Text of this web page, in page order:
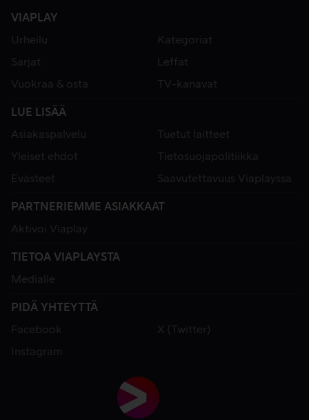
VIAPLAY
Urheilu
Kategoriat
Sarjat
Leffat
Vuokraa & osta
TV-kanavat
LUE LISÄÄ
Asiakaspalvelu
Tuetut laitteet
Yleiset ehdot
Tietosuojapolitiikka
Evästeet
Saavutettavuus Viaplayssa
PARTNERIEMME ASIAKKAAT
Aktivoi Viaplay
TIETOA VIAPLAYSTA
Medialle
PIDÄ YHTEYTTÄ
Facebook
X (Twitter)
Instagram